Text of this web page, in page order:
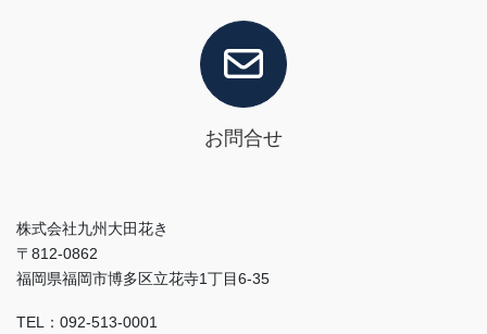
お問合せ
株式会社九州大田花き
〒812-0862
福岡県福岡市博多区立花寺1丁目6-35
TEL：092-513-0001